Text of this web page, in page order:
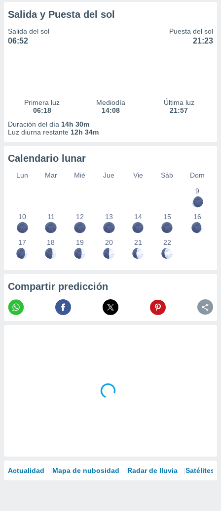
Salida y Puesta del sol
Salida del sol
06:52
Puesta del sol
21:23
Primera luz
06:18
Mediodía
14:08
Última luz
21:57
Duración del día 14h 30m
Luz diurna restante 12h 34m
Calendario lunar
Lun Mar Mié Jue Vie Sáb
Dom
9
10 11 12 13 14 15 16
17 18 19 20 21 22
Compartir predicción
Actualidad Mapa de nubosidad Radar de lluvia Satélites